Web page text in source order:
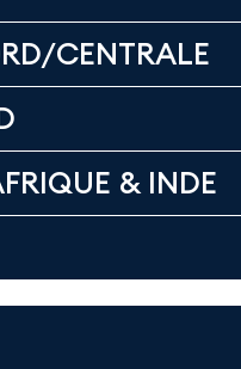
CENTRALE
& INDE